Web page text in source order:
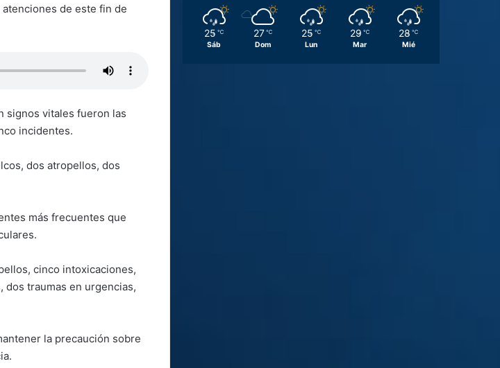
de este fin de
signos vitales fueron las
incidentes.
dos atropellos, dos
más frecuentes que
cinco intoxicaciones,
dos traumas en urgencias,
la precaución sobre
25 ℃
Sáb
27 ℃
Dom
25 ℃
Lun
29 ℃
Mar
28 ℃
Mié